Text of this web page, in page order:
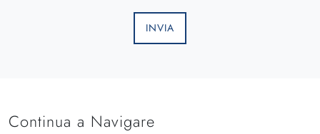
INVIA
Continua a Navigare